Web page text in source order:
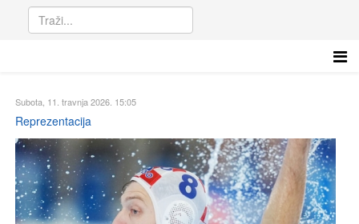
Subota, 11. travnja 2026. 15:05
Reprezentacija